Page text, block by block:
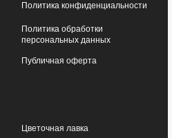
Политика конфиденциальности
Политика обработки
персональных данных
Публичная оферта
Цветочная лавка